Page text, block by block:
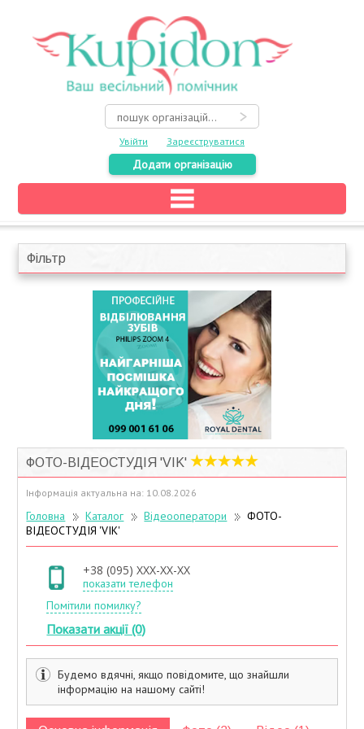
Увійти Зареєструватися
Додати організацію
Головна
Каталог
На карті
Учасники дисконтної програми
Фільтр
ФОТО-ВІДЕОСТУДІЯ 'VIK'
Інформація актуальна на: 10.08.2026
Головна Каталог Відеооператори
ФОТО-
ВІДЕОСТУДІЯ 'VIK'
+38 (095) XXX-XX-XX
показати телефон
Помітили помилку?
Показати акції (0)
Будемо вдячні, якщо повідомите, що знайшли
інформацію на нашому сайті!